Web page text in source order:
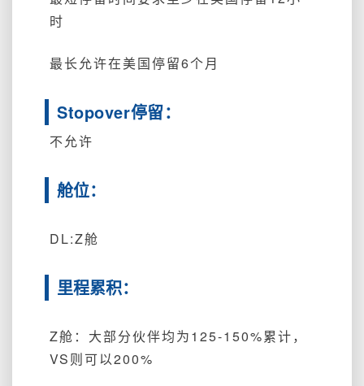
时
最长允许在美国停留6个月
Stopover停留：
不允许
舱位：
DL:Z舱
里程累积：
Z舱：大部分伙伴均为125-150%累计，
VS则可以200%